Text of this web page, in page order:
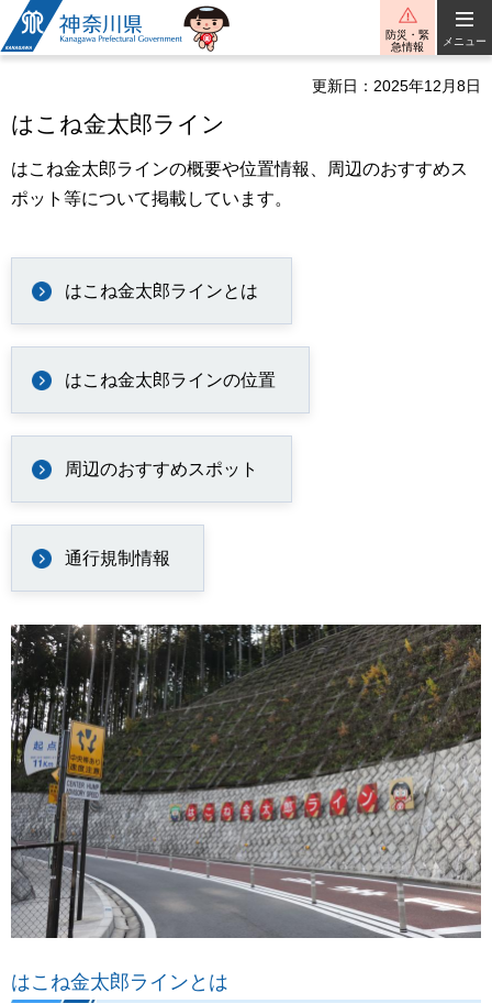
神奈川県
防災・緊
急情報
メニュー
更新日：2025年12月8日
はこね金太郎ライン
はこね金太郎ラインの概要や位置情報、周辺のおすすめス
ポット等について掲載しています。
はこね金太郎ラインとは
はこね金太郎ラインの位置
周辺のおすすめスポット
通行規制情報
はこね金太郎ラインとは